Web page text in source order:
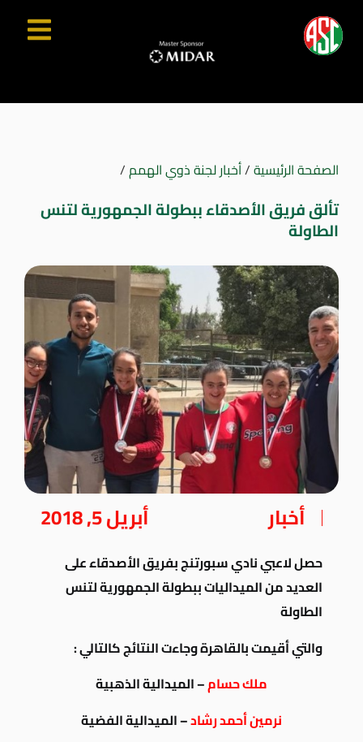
الصفحة الرئيسية/أخبار لجنة ذوي الهمم/
تألق فريق الأصدقاء ببطولة الجمهورية لتنس
الطاولة
أخبار أبريل 5, 2018
حصل لاعبي نادي سبورتنج بفريق الأصدقاء على
العديد من الميداليات ببطولة الجمهورية لتنس
الطاولة
والتي أقيمت بالقاهرةوجاءت النتائج كالتالي :
ملك حسام– الميدالية الذهبية
نرمين أحمد رشاد– الميدالية الفضية